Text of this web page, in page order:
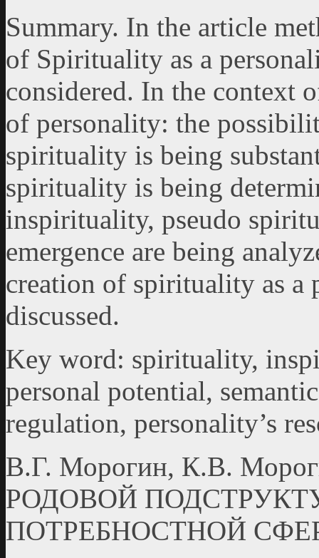
Summary. In the article
of Spirituality as a
considered. In the context
of personality: the
spirituality is being
spirituality is being
inspirituality, pseudo
emergence are being
creation of spirituality as a
discussed.
Key word: spirituality,
personal potential,
regulation, personality’s
В.Г. Морогин, К.В.
РОДОВОЙ
ПОТРЕБНОСТНОЙ